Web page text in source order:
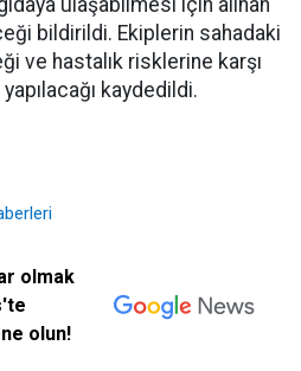
ulaşabilmesi için alınan
bildirildi. Ekiplerin sahadaki
ve hastalık risklerine karşı
kaydedildi.
olmak
olun!